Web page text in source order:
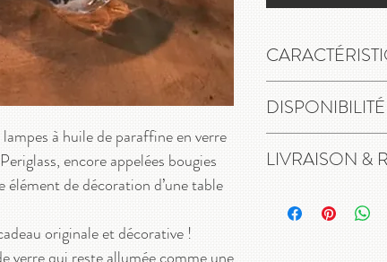
lampes à huile de paraffineen verre
encore appelées bougies
de décoration d’une table
originale et décorative !
Lampe à l’huile en
Forme ovale striée
Coloris :
Finition : laiton
TAILLE S : La
DISPONIBILITÉ
LIVRAISON &
relais.